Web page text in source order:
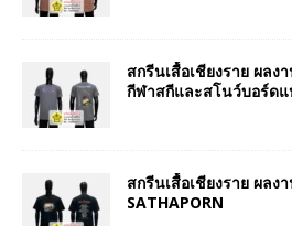
สกรีนเสื้อเชียงราย ผลง
กีฬาสกีและสโนว์บอร์ดแ
สกรีนเสื้อเชียงราย ผลง
SATHAPORN